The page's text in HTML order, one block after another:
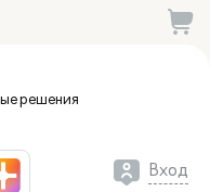
решения
Вход